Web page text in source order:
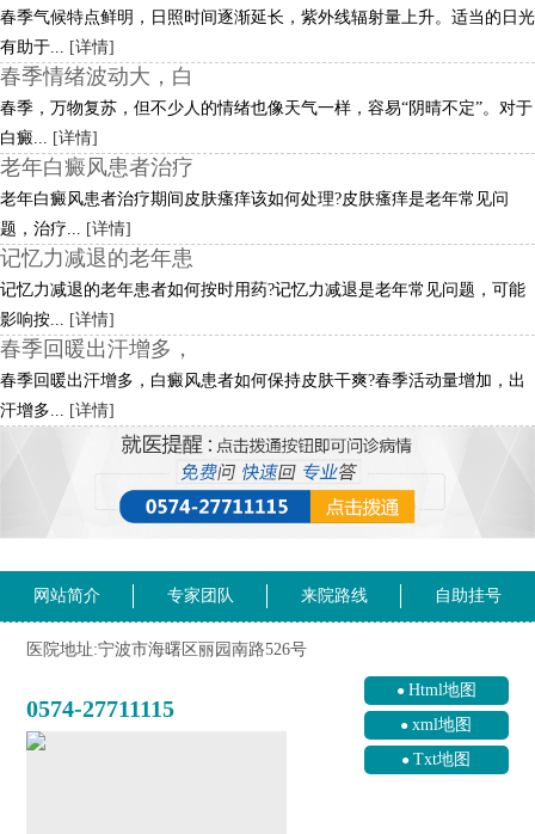
春季气候特点鲜明，日照时间逐渐延长，紫外线辐射量上升。适当的日光
有助于... [详情]
春季情绪波动大，白
春季，万物复苏，但不少人的情绪也像天气一样，容易“阴晴不定”。对于
白癜... [详情]
老年白癜风患者治疗
老年白癜风患者治疗期间皮肤瘙痒该如何处理?皮肤瘙痒是老年常见问
题，治疗... [详情]
记忆力减退的老年患
记忆力减退的老年患者如何按时用药?记忆力减退是老年常见问题，可能
影响按... [详情]
春季回暖出汗增多，
春季回暖出汗增多，白癜风患者如何保持皮肤干爽?春季活动量增加，出
汗增多... [详情]
网站简介 专家团队 来院路线 自助挂号
医院地址:宁波市海曙区丽园南路526号
0574-27711115
Html地图
xml地图
Txt地图